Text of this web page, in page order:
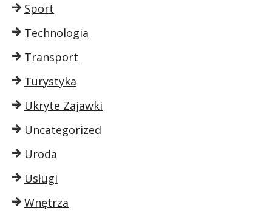
Sport
Technologia
Transport
Turystyka
Ukryte Zajawki
Uncategorized
Uroda
Usługi
Wnętrza